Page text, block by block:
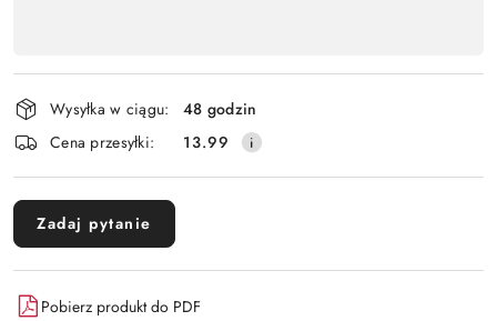
płatność
i
dostawa
Wysyłka w ciągu:
48 godzin
Cena przesyłki:
13.99
Zadaj pytanie
Pobierz produkt do PDF